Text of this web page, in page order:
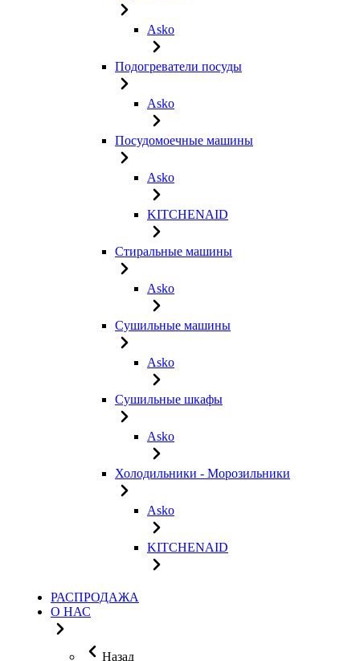
Asko
Подогреватели посуды
Asko
Посудомоечные машины
Asko
KITCHENAID
Стиральные машины
Asko
Сушильные машины
Asko
Сушильные шкафы
Asko
Холодильники - Морозильники
Asko
KITCHENAID
РАСПРОДАЖА
О НАС
Назад